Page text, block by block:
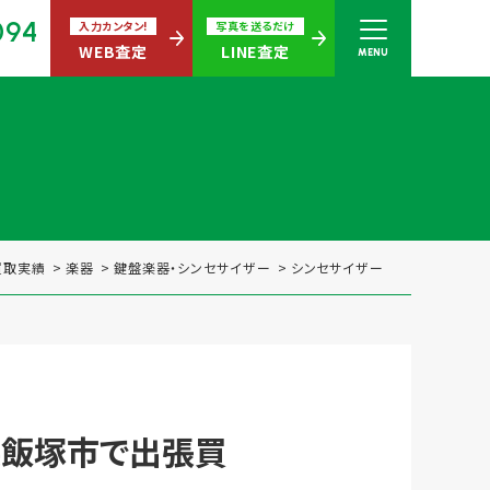
入力カンタン!
WEB査定
写真を送るだけ
LINE査定 MENU
取実績 楽器 鍵盤楽器・シンセサイザー シンセサイザー
塚市で出張買